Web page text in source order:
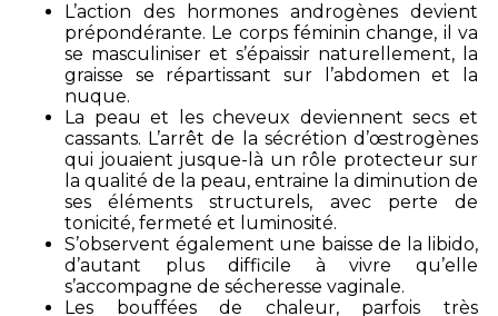
L’action des hormones androgènes devient
prépondérante. Le corps féminin change, il va
se masculiniser et s’épaissir naturellement, la
graisse se répartissant sur l’abdomen et la
nuque.
La peau et les cheveux deviennent secs et
cassants. L’arrêt de la sécrétion d’œstrogènes
qui jouaient jusque-là un rôle protecteur sur
la qualité de la peau, entraine la diminution de
ses éléments structurels, avec perte de
tonicité, fermeté et luminosité.
S’observent également une baisse de la libido,
d’autant plus difficile à vivre qu’elle
s’accompagne de sécheresse vaginale.
Les bouffées de chaleur, parfois très